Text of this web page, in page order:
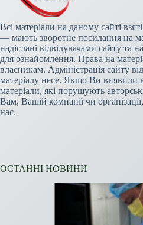
Всі матеріали на даному сайті
— мають зворотне посилання на
надіслані відвідувачами сайту та
для ознайомлення. Права на
власникам. Адміністрація сайту
матеріалу несе. Якщо Ви виявили
матеріали, які порушують
Вам, Вашій компанії чи
нас.
ОСТАННІ НОВИНИ